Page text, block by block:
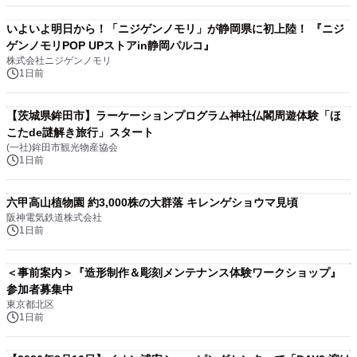
いよいよ明日から！「ニジゲンノモリ」が静岡県に初上陸！ 『ニジ
ゲンノモリPOP UPストアin静岡パルコ』
株式会社ニジゲンノモリ
1日前
【茨城県鉾田市】ラーケーションプログラム神社仏閣周遊体験「ほ
こたde謎解き旅行」スタート
(一社)鉾田市観光物産協会
1日前
六甲高山植物園 約3,000株の大群落 キレンゲショウマ見頃
阪神電気鉄道株式会社
1日前
＜事前案内＞『造形制作＆彫刻メンテナンス体験ワークショップ』
参加者募集中
東京都北区
1日前